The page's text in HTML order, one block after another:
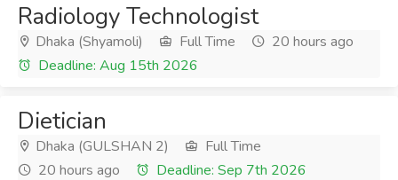
Radiology Technologist
Dhaka (Shyamoli) Full Time
20 hours ago
Deadline: Aug 15th 2026
Dietician
Dhaka (GULSHAN 2)
Full Time
20 hours ago
Deadline: Sep 7th 2026